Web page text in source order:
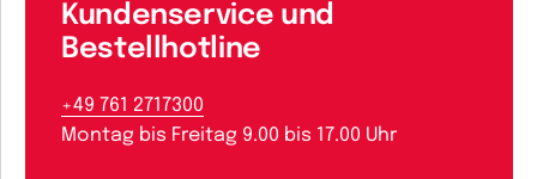
Kundenservice und
Bestellhotline
+49 761 2717300
Montag bis Freitag 9.00 bis 17.00 Uhr